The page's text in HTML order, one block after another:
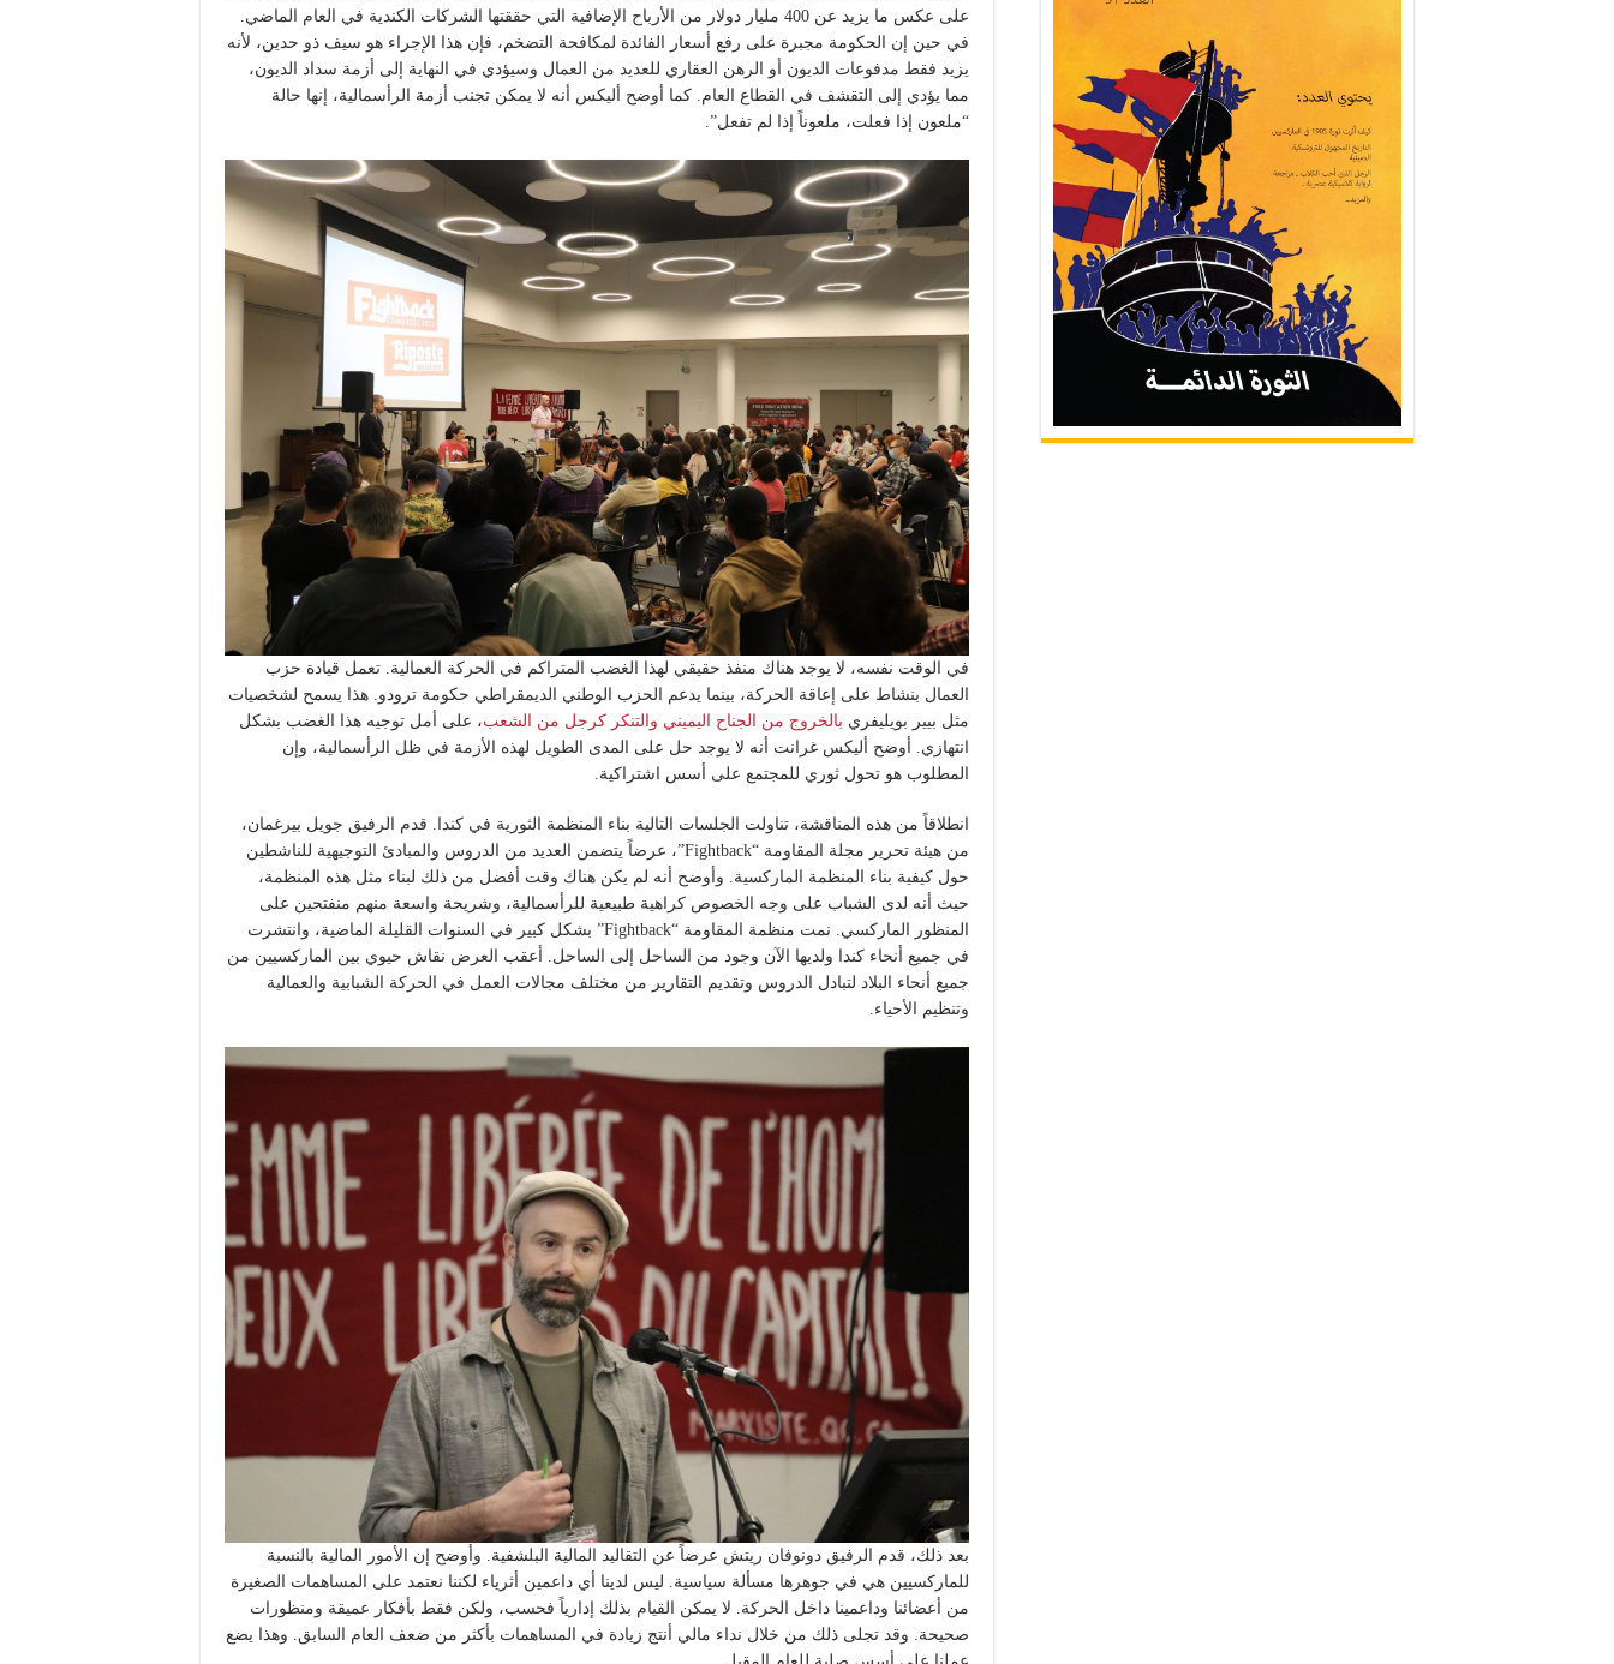
على عكس ما يزيد عن 400 مليار دولار من الأرباح الإضافية التي حققتها الشركات الكندية في العام الماضي.
في حين إن الحكومة مجبرة على رفع أسعار الفائدة لمكافحة التضخم، فإن هذا الإجراء هو سيف ذو حدين، لأنه
يزيد فقط مدفوعات الديون أو الرهن العقاري للعديد من العمال وسيؤدي في النهاية إلى أزمة سداد الديون،
مما يؤدي إلى التقشف في القطاع العام. كما أوضح أليكس أنه لا يمكن تجنب أزمة الرأسمالية، إنها حالة
“ملعون إذا فعلت، ملعوناً إذا لم تفعل”.
في الوقت نفسه، لا يوجد هناك منفذ حقيقي لهذا الغضب المتراكم في الحركة العمالية. تعمل قيادة حزب
العمال بنشاط على إعاقة الحركة، بينما يدعم الحزب الوطني الديمقراطي حكومة ترودو. هذا يسمح لشخصيات
مثل بيير بويليفري بالخروج من الجناح اليميني والتنكر كرجل من الشعب، على أمل توجيه هذا الغضب بشكل
انتهازي. أوضح أليكس غرانت أنه لا يوجد حل على المدى الطويل لهذه الأزمة في ظل الرأسمالية، وإن
المطلوب هو تحول ثوري للمجتمع على أسس اشتراكية.
انطلاقاً من هذه المناقشة، تناولت الجلسات التالية بناء المنظمة الثورية في كندا. قدم الرفيق جويل بيرغمان،
من هيئة تحرير مجلة المقاومة “Fightback”، عرضاً يتضمن العديد من الدروس والمبادئ التوجيهية للناشطين
حول كيفية بناء المنظمة الماركسية. وأوضح أنه لم يكن هناك وقت أفضل من ذلك لبناء مثل هذه المنظمة،
حيث أنه لدى الشباب على وجه الخصوص كراهية طبيعية للرأسمالية، وشريحة واسعة منهم منفتحين على
المنظور الماركسي. نمت منظمة المقاومة “Fightback” بشكل كبير في السنوات القليلة الماضية، وانتشرت
في جميع أنحاء كندا ولديها الآن وجود من الساحل إلى الساحل. أعقب العرض نقاش حيوي بين الماركسيين من
جميع أنحاء البلاد لتبادل الدروس وتقديم التقارير من مختلف مجالات العمل في الحركة الشبابية والعمالية
وتنظيم الأحياء.
بعد ذلك، قدم الرفيق دونوفان ريتش عرضاً عن التقاليد المالية البلشفية. وأوضح إن الأمور المالية بالنسبة
للماركسيين هي في جوهرها مسألة سياسية. ليس لدينا أي داعمين أثرياء لكننا نعتمد على المساهمات الصغيرة
من أعضائنا وداعمينا داخل الحركة. لا يمكن القيام بذلك إدارياً فحسب، ولكن فقط بأفكار عميقة ومنظورات
صحيحة. وقد تجلى ذلك من خلال نداء مالي أنتج زيادة في المساهمات بأكثر من ضعف العام السابق. وهذا يضع